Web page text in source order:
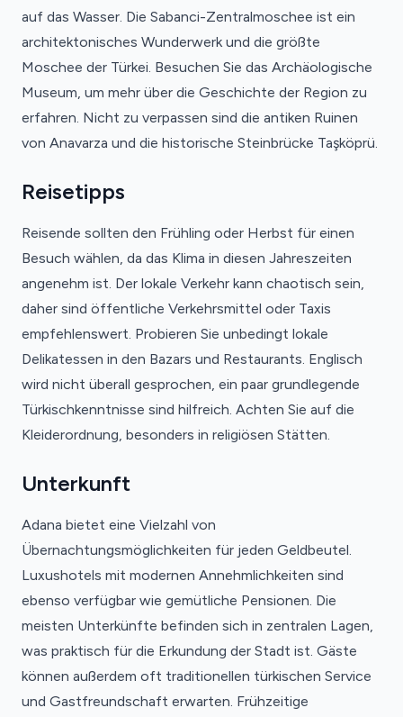
auf das Wasser. Die Sabanci-Zentralmoschee ist ein
architektonisches Wunderwerk und die größte
Moschee der Türkei. Besuchen Sie das Archäologische
Museum, um mehr über die Geschichte der Region zu
erfahren. Nicht zu verpassen sind die antiken Ruinen
von Anavarza und die historische Steinbrücke Taşköprü.
Reisetipps
Reisende sollten den Frühling oder Herbst für einen
Besuch wählen, da das Klima in diesen Jahreszeiten
angenehm ist. Der lokale Verkehr kann chaotisch sein,
daher sind öffentliche Verkehrsmittel oder Taxis
empfehlenswert. Probieren Sie unbedingt lokale
Delikatessen in den Bazars und Restaurants. Englisch
wird nicht überall gesprochen, ein paar grundlegende
Türkischkenntnisse sind hilfreich. Achten Sie auf die
Kleiderordnung, besonders in religiösen Stätten.
Unterkunft
Adana bietet eine Vielzahl von
Übernachtungsmöglichkeiten für jeden Geldbeutel.
Luxushotels mit modernen Annehmlichkeiten sind
ebenso verfügbar wie gemütliche Pensionen. Die
meisten Unterkünfte befinden sich in zentralen Lagen,
was praktisch für die Erkundung der Stadt ist. Gäste
können außerdem oft traditionellen türkischen Service
und Gastfreundschaft erwarten. Frühzeitige